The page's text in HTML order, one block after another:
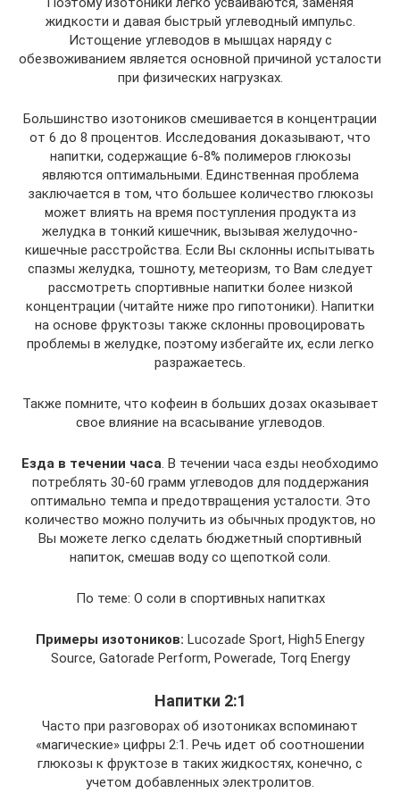
жидкости и давая быстрый углеводный импульс.
Истощение углеводов в мышцах наряду с
обезвоживанием является основной причиной усталости
при физических нагрузках.
Большинство изотоников смешивается в концентрации
от 6 до 8 процентов. Исследования доказывают, что
напитки, содержащие 6-8% полимеров глюкозы
являются оптимальными. Единственная проблема
заключается в том, что большее количество глюкозы
может влиять на время поступления продукта из
желудка в тонкий кишечник, вызывая желудочно-
кишечные расстройства. Если Вы склонны испытывать
спазмы желудка, тошноту, метеоризм, то Вам следует
рассмотреть спортивные напитки более низкой
концентрации (читайте ниже про гипотоники). Напитки
на основе фруктозы также склонны провоцировать
проблемы в желудке, поэтому избегайте их, если легко
разражаетесь.
Также помните, что кофеин в больших дозах оказывает
свое влияние на всасывание углеводов.
Езда в течении часа. В течении часа езды необходимо
потреблять 30-60 грамм углеводов для поддержания
оптимально темпа и предотвращения усталости. Это
количество можно получить из обычных продуктов, но
Вы можете легко сделать бюджетный спортивный
напиток, смешав воду со щепоткой соли.
По теме: О соли в спортивных напитках
Примеры изотоников: Lucozade Sport, High5 Energy
Source, Gatorade Perform, Powerade, Torq Energy
Напитки 2:1
Часто при разговорах об изотониках вспоминают
«магические» цифры 2:1. Речь идет об соотношении
глюкозы к фруктозе в таких жидкостях, конечно, с
учетом добавленных электролитов.